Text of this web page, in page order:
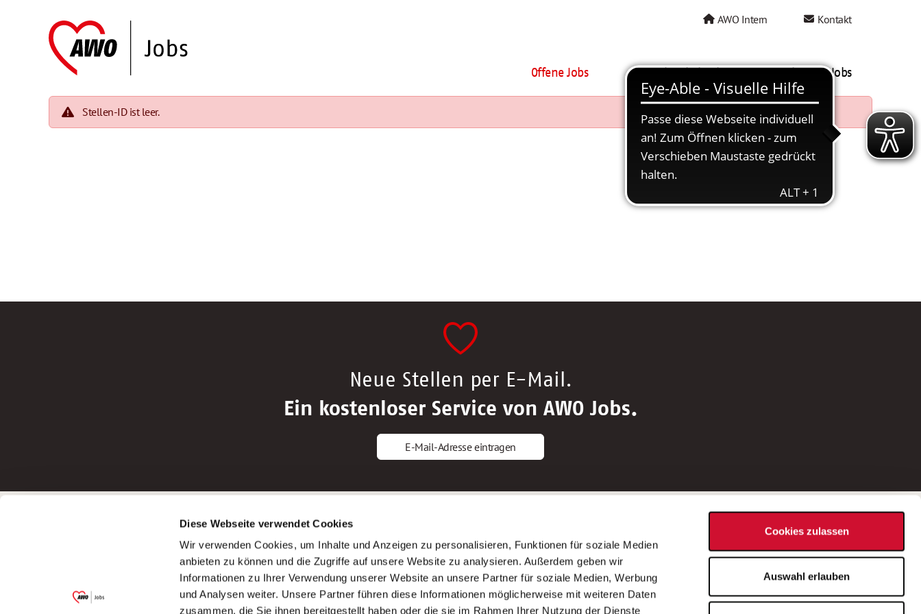
Diese Webseite verwendet Cookies
Wir verwenden Cookies, um Inhalte und Anzeigen zu personalisieren, Funktionen für soziale Medien
anbieten zu können und die Zugriffe auf unsere Website zu analysieren. Außerdem geben wir
Informationen zu Ihrer Verwendung unserer Website an unsere Partner für soziale Medien, Werbung
und Analysen weiter. Unsere Partner führen diese Informationen möglicherweise mit weiteren Daten
zusammen, die Sie ihnen bereitgestellt haben oder die sie im Rahmen Ihrer Nutzung der Dienste
Cookies zulassen
Auswahl erlauben
AWO Intern Kontakt
Offene Jobs AWO als Arbeitgeber Mein AWO Jobs
Stellen-ID ist leer.
Neue Stellen per E-Mail.
Ein kostenloser Service von AWO Jobs.
E-Mail-Adresse eintragen
Garitz Bewirtschaftungsbetriebe GmbH
(Ein Tochterunternehmen des AWO
Bezirksverbandes Unterfranken e.V.)
Bewerbungstipps
Bewerbung als Altenpfleger*in
Bewerbung als Krankenpfleger*in
Bewerbung als Altenpflegehelfer*in
Bewerbung als Erzieher*in
AWO Gliederungen nach Bundesland
Stellenangebote nach Bundesländern
Sitemap
Impressum
Datenschutz
Bei Fragen zu einer Stellenausschreibung
wenden Sie sich bitte an die*den in der
Stellenausschreibung genannte*n